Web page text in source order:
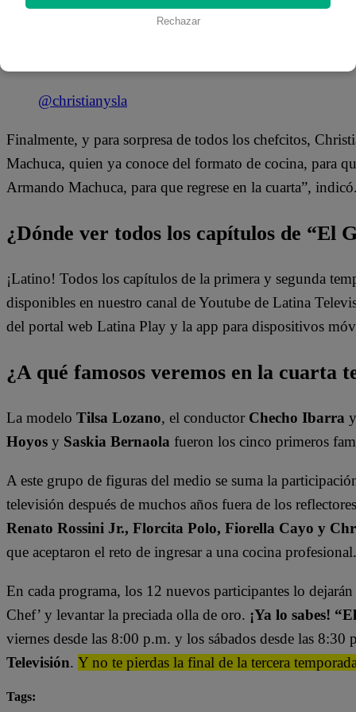
con su participación en el programa. El cómico ya
@christianysla
Finalmente, y para sorpresa de todos los chefcitos,
Machuca, quien ya conoce del formato de cocina, para
Armando Machuca, para que regrese en la cuarta”,
¿Dónde ver todos los capítulos de “El
¡Latino! Todos los capítulos de la primera y segunda
disponibles en nuestro canal de Youtube de Latina
del portal web Latina Play y la app para dispositivos
¿A qué famosos veremos en la cuarta
La modelo Tilsa Lozano, el conductor Checho Ibarra
Hoyos y Saskia Bernaola fueron los cinco primeros
A este grupo de figuras del medio se suma la
televisión después de muchos años fuera de los
Renato Rossini Jr., Florcita Polo, Fiorella Cayo y
que aceptaron el reto de ingresar a una cocina profesional.
En cada programa, los 12 nuevos participantes lo
Chef’ y levantar la preciada olla de oro. ¡Ya lo sabes!
viernes desde las 8:00 p.m. y los sábados desde las 8:30
Televisión. Y no te pierdas la final de la tercera
Tags:
Rechazar